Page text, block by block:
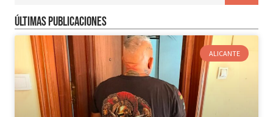
Últimas publicaciones
ALICANTE